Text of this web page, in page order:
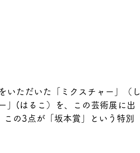
いただいた「ミクスチャー」（し
」(はるこ）を、この芸術展に出
の3点が「坂本賞」という特別